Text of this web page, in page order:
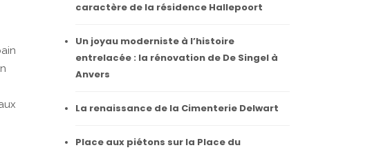
caractère de la résidence Hallepoort
Un joyau moderniste à l’histoire
entrelacée : la rénovation de De Singel à
Anvers
La renaissance de la Cimenterie Delwart
Place aux piétons sur la Place du